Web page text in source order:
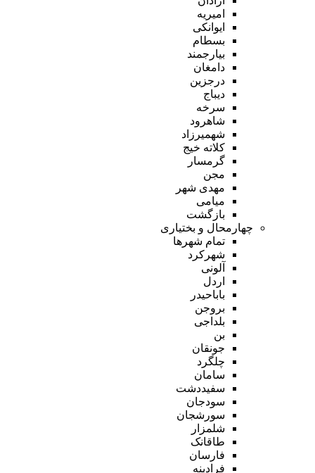
امیریه
ایوانکی
بسطام
بیارجمند
دامغان
درجزین
دیباج
سرخه
شاهرود
شهمیرزاد
کلاته خیج
گرمسار
مجن
مهدی شهر
میامی
بازگشت
چهارمحال و بختیاری
تمام شهر‌ها
شهرکرد
آلونی
اردل
باباحیدر
بروجن
بلداجی
بن
جونقان
چلگرد
سامان
سفیددشت
سودجان
سورشجان
شلمزار
طاقانک
فارسان
فرادبنه